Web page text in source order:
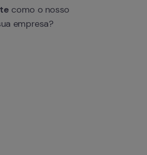
como o nosso
empresa?